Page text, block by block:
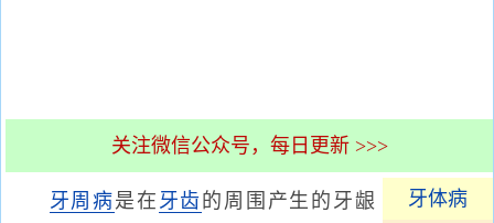
关注微信公众号，每日更新 >>>
牙体病
牙周病是在 牙齿 的周围产生的牙龈